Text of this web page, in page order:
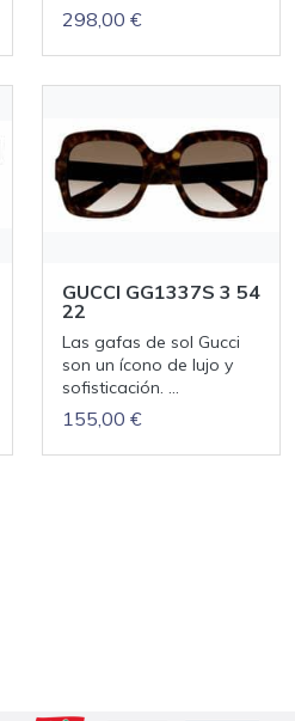
298,00 €
GUCCI GG1337S 3 54
22
Las gafas de sol Gucci
son un ícono de lujo y
sofisticación. ...
155,00 €